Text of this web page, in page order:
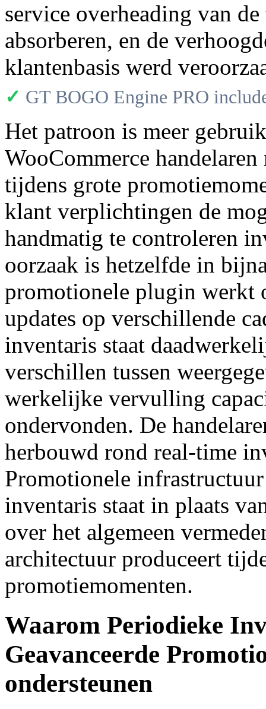
service overheading van
absorberen, en de
klantenbasis werd
✓ GT BOGO Engine PRO
Het patroon is meer
WooCommerce
tijdens grote
klant verplichtingen de
handmatig te controleren
oorzaak is hetzelfde in
promotionele plugin werkt
updates op verschillende
inventaris staat
verschillen tussen
werkelijke vervulling
ondervonden. De
herbouwd rond real-time
Promotionele
inventaris staat in plaats
over het algemeen
architectuur produceert
promotiemomenten.
Waarom Periodieke
Geavanceerde
ondersteunen